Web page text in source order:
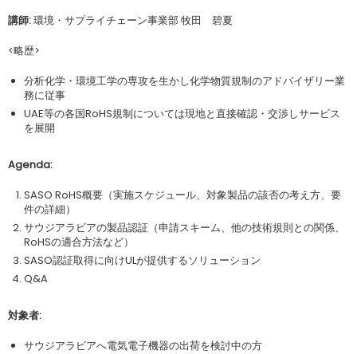
講師:環境・サプライチェーン事業部 牧田 碧夏
<略歴>
分析化学・環境工学の専攻を生かし化学物質規制のアドバイザリー業
務に従事
UAE等の各国RoHS規制については現地と直接確認・交渉しサービス
を展開
Agenda:
SASO RoHS概要（実施スケジュール、対象製品の該否の考え方、要
件の詳細）
サウジアラビアの製品認証（申請スキーム、他の技術規則との関係、
RoHSの適合方法など）
SASO認証取得に向けULが提供するソリューション
Q&A
対象者:
サウジアラビアへ電気電子機器の出荷を検討中の方